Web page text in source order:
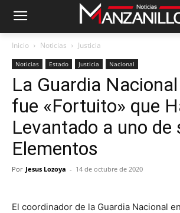
Inicio Noticias Justicia
Noticias Estado Justicia Nacional
La Guardia
fue «Fortuito» que
Levantado a uno de
Elementos
Por Jesus Lozoya - 14 de octubre de 2020
El coordinador de la Guardia Nacional